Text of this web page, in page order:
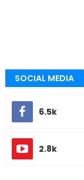
SOCIAL MEDIA
6.5k
2.8k